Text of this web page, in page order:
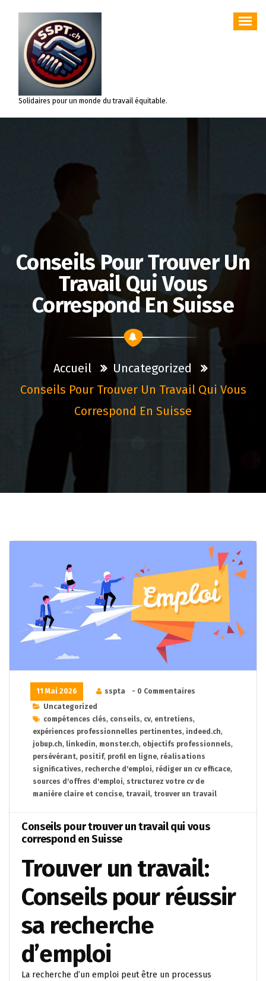
contenu
Solidaires pour un monde du travail équitable.
Conseils Pour Trouver Un
Travail Qui Vous
Correspond En Suisse
Accueil
Uncategorized
Conseils Pour Trouver Un Travail Qui Vous
Correspond En Suisse
11 Mai 2026 sspta
- 0 Commentaires
Uncategorized
compétences clés, conseils, cv, entretiens,
expériences professionnelles pertinentes, indeed.ch,
jobup.ch, linkedin, monster.ch, objectifs professionnels,
persévérant, positif, profil en ligne, réalisations
significatives, recherche d'emploi, rédiger un cv efficace,
sources d'offres d'emploi, structurez votre cv de
manière claire et concise, travail, trouver un travail
Conseils pour trouver un travail qui vous
correspond en Suisse
Trouver un travail:
Conseils pour réussir
sa recherche
d’emploi
La recherche d’un emploi peut être un processus